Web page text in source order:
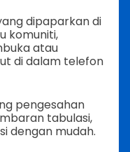
dipaparkan di
komuniti,
atau
di dalam telefon
pengesahan
tabulasi,
dengan mudah.